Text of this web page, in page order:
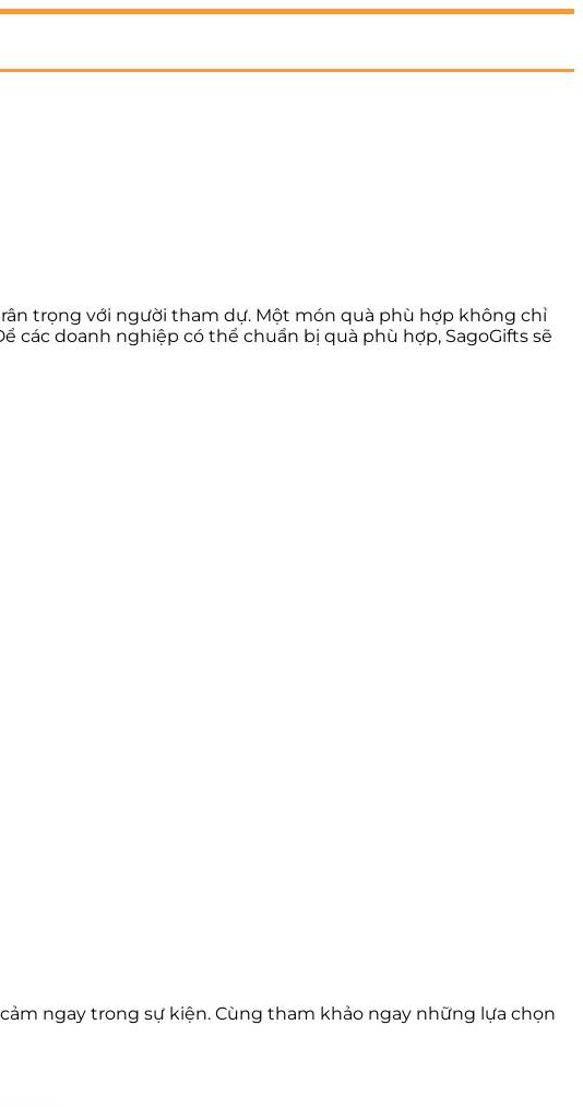
trọng với người tham dự. Một món quà phù hợp không chỉ
doanh nghiệp có thể chuẩn bị quà phù hợp, SagoGifts sẽ
ngay trong sự kiện. Cùng tham khảo ngay những lựa chọn